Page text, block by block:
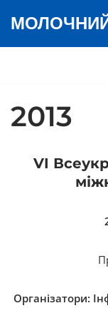
2013
VI
Організатори: